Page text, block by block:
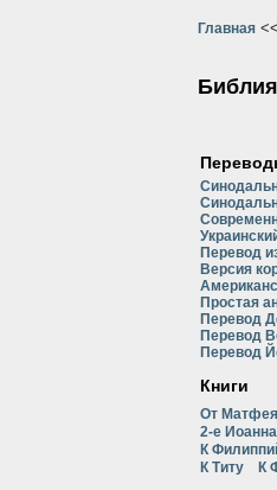
Главная <<
Перевод
Версия
Простая
Перевод
Перевод
Перевод
Книги
От Матфея
2-е Иоанна
К
К Титу
К